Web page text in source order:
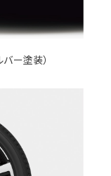
ー塗装）